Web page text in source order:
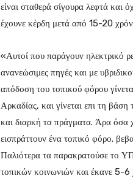
είναι σταθερά σίγουρα λεφτά και
έχουνε κέρδη μετά από 15-20
«Αυτοί που παράγουν ηλεκτρικό
ανανεώσιμες πηγές και με
απόδοση του τοπικού φόρου
Αρκαδίας, και γίνεται επι τη
και διαρκή τα πράγματα. Άρα όσα
εισπράττουν ένα τοπικό φόρο.
Παλιότερα τα παρακρατούσε το
τοπικών κοινωνιών και έκανε 5-